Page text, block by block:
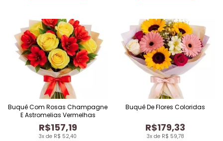
3x de R$ 52,40
R$157,19
Buquê Com Rosas Champagne
E Astromelias Vermelhas
3x de R$ 59,78
R$179,33
Buquê De Flores Coloridas